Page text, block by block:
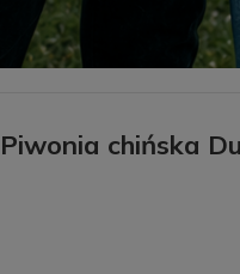
Piwonia chińska